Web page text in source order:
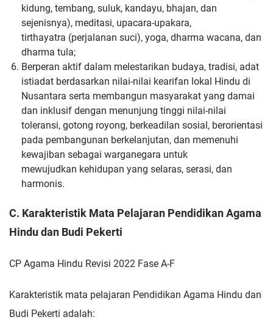
kidung, tembang, suluk, kandayu, bhajan, dan
sejenisnya), meditasi, upacara-upakara,
tirthayatra (perjalanan suci), yoga, dharma wacana, dan
dharma tula;
Berperan aktif dalam melestarikan budaya, tradisi, adat
istiadat berdasarkan nilai-nilai kearifan lokal Hindu di
Nusantara serta membangun masyarakat yang damai
dan inklusif dengan menunjung tinggi nilai-nilai
toleransi, gotong royong, berkeadilan sosial, berorientasi
pada pembangunan berkelanjutan, dan memenuhi
kewajiban sebagai warganegara untuk
mewujudkan kehidupan yang selaras, serasi, dan
harmonis.
C. Karakteristik Mata Pelajaran Pendidikan Agama
Hindu dan Budi Pekerti
CP Agama Hindu Revisi 2022 Fase A-F
Karakteristik mata pelajaran Pendidikan Agama Hindu dan
Budi Pekerti adalah: